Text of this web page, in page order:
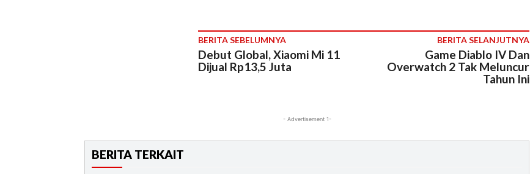
BERITA SEBELUMNYA
Debut Global, Xiaomi Mi 11
Dijual Rp13,5 Juta
BERITA SELANJUTNYA
Game Diablo IV Dan
Overwatch 2 Tak Meluncur
Tahun Ini
- Advertisement 1-
BERITA TERKAIT